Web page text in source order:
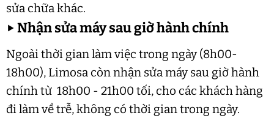
sửa chữa khác.
▶Nhận sửa máy sau giờ hành chính
Ngoài thời gian làm việc trong ngày (8h00-
18h00), Limosa còn nhận sửa máy sau giờ hành
chính từ 18h00 - 21h00 tối, cho các khách hàng
đi làm về trễ, không có thời gian trong ngày.